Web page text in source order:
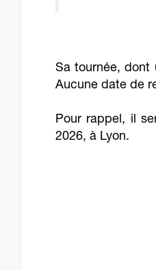
Sa tournée, dont
Aucune date de
Pour rappel, il
2026, à Lyon.